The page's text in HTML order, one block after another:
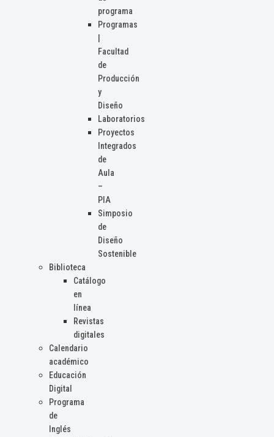
programa
Programas
Facultad
de
Producción
y
Diseño
Laboratorios
Proyectos
Integrados
de
Aula
–
PIA
Simposio
de
Diseño
Sostenible
Biblioteca
Catálogo
en
línea
Revistas
digitales
Calendario
académico
Educación
Digital
Programa
de
Inglés